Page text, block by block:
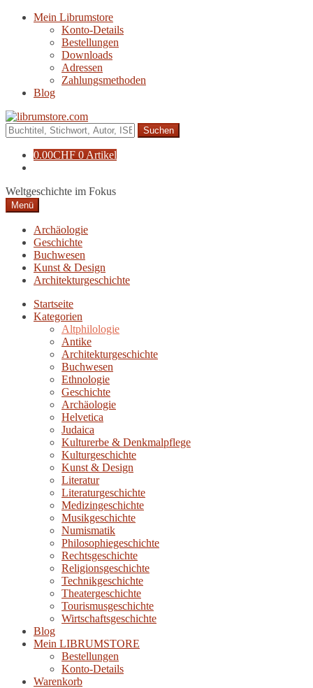
Navigation
Zum
Mein Librumstore
Konto-Details
Bestellungen
Downloads
Adressen
Zahlungsmethoden
Blog
Suche
nach:
0.00CHF 0 Artikel
Weltgeschichte im Fokus
Menü
Archäologie
Geschichte
Buchwesen
Kunst & Design
Architekturgeschichte
Startseite
Kategorien
Altphilologie
Antike
Architekturgeschichte
Buchwesen
Ethnologie
Geschichte
Archäologie
Helvetica
Judaica
Kulturerbe & Denkmalpflege
Kulturgeschichte
Kunst & Design
Literatur
Literaturgeschichte
Medizingeschichte
Musikgeschichte
Numismatik
Philosophiegeschichte
Rechtsgeschichte
Religionsgeschichte
Technikgeschichte
Theatergeschichte
Tourismusgeschichte
Wirtschaftsgeschichte
Blog
Mein LIBRUMSTORE
Bestellungen
Konto-Details
Warenkorb